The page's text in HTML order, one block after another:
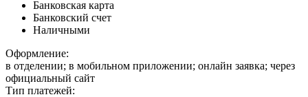
Банковская карта
Банковский счет
Наличными
Оформление:
в отделении; в мобильном приложении; онлайн заявка; через
официальный сайт
Тип платежей: